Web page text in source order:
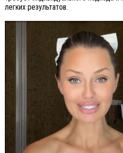
легких результатов.